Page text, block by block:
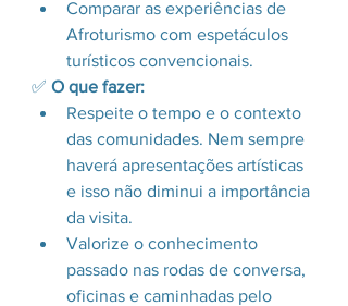
Comparar as experiências de
Afroturismo com espetáculos
turísticos convencionais.
✅ O que fazer:
Respeite o tempo e o contexto
das comunidades. Nem sempre
haverá apresentações artísticas
e isso não diminui a importância
da visita.
Valorize o conhecimento
passado nas rodas de conversa,
oficinas e caminhadas pelo